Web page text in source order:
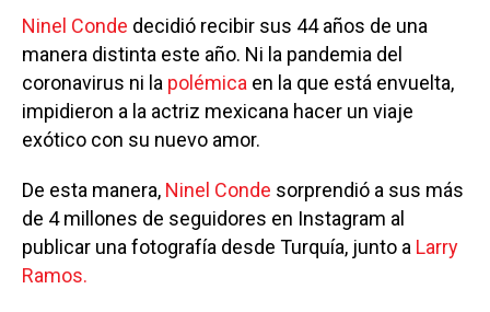
Ninel Conde decidió recibir sus 44 años de una
manera distinta este año. Ni la pandemia del
coronavirus ni la polémica en la que está envuelta,
impidieron a la actriz mexicana hacer un viaje
exótico con su nuevo amor.
De esta manera, Ninel Conde sorprendió a sus más
de 4 millones de seguidores en Instagram al
publicar una fotografía desde Turquía, junto a Larry
Ramos.